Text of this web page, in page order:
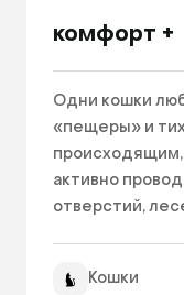
комфорт +
Одни кошки
«пещеры» и
активно
отверстий,
– учитывайте
Кошки